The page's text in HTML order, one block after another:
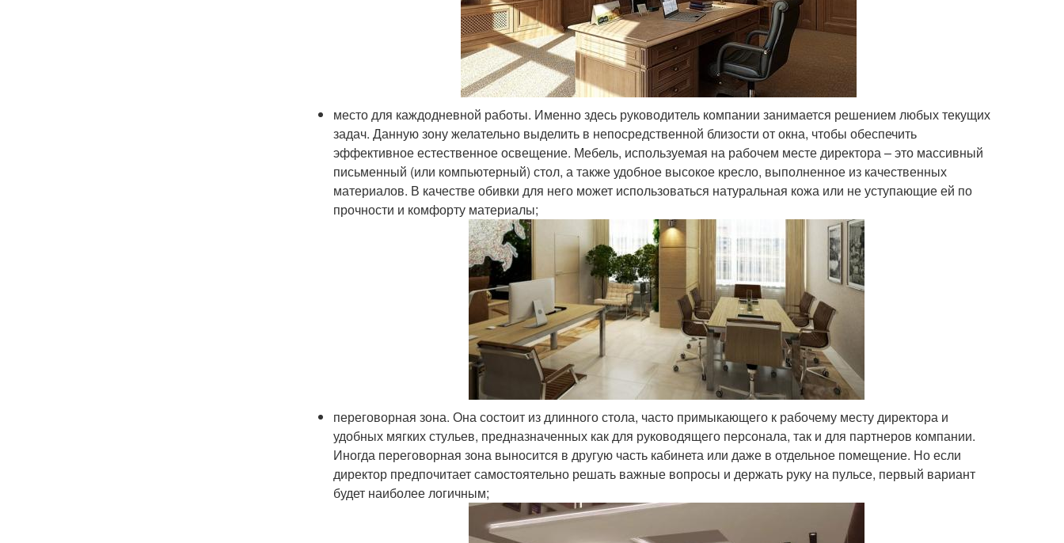
место для каждодневной работы. Именно здесь руководитель компании занимается решением любых текущих
задач. Данную зону желательно выделить в непосредственной близости от окна, чтобы обеспечить
эффективное естественное освещение. Мебель, используемая на рабочем месте директора – это массивный
письменный (или компьютерный) стол, а также удобное высокое кресло, выполненное из качественных
материалов. В качестве обивки для него может использоваться натуральная кожа или не уступающие ей по
прочности и комфорту материалы;
переговорная зона. Она состоит из длинного стола, часто примыкающего к рабочему месту директора и
удобных мягких стульев, предназначенных как для руководящего персонала, так и для партнеров компании.
Иногда переговорная зона выносится в другую часть кабинета или даже в отдельное помещение. Но если
директор предпочитает самостоятельно решать важные вопросы и держать руку на пульсе, первый вариант
будет наиболее логичным;